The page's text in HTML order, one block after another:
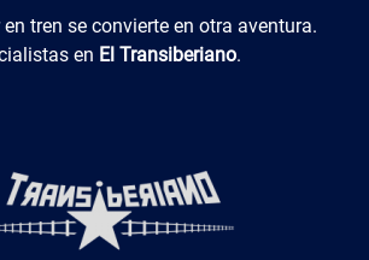
tren se convierte en otra aventura.
en El Transiberiano.